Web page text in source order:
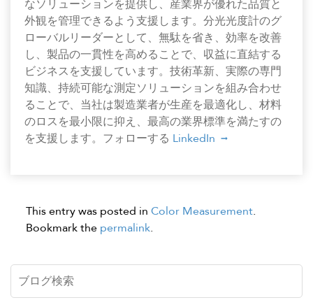
なソリューションを提供し、産業界が優れた品質と
外観を管理できるよう支援します。分光光度計のグ
ローバルリーダーとして、無駄を省き、効率を改善
し、製品の一貫性を高めることで、収益に直結する
ビジネスを支援しています。技術革新、実際の専門
知識、持続可能な測定ソリューションを組み合わせ
ることで、当社は製造業者が生産を最適化し、材料
のロスを最小限に抑え、最高の業界標準を満たすの
を支援します。フォローする LinkedIn
This entry was posted in Color Measurement.
Bookmark the permalink.